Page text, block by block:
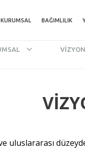
KURUMSAL BAĞIMLILIK
uluslararası